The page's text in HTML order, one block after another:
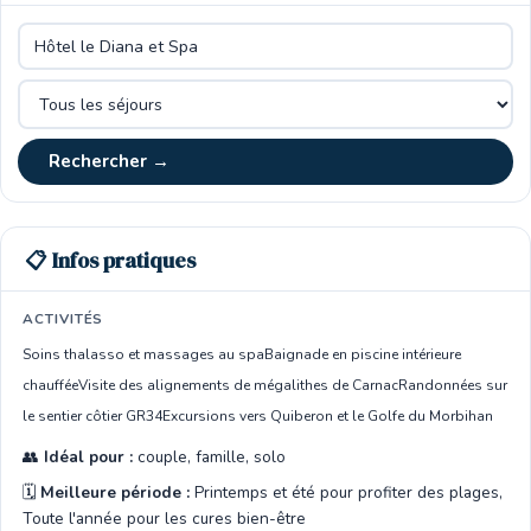
Rechercher →
📋 Infos pratiques
ACTIVITÉS
Soins thalasso et massages au spaBaignade en piscine intérieure
chaufféeVisite des alignements de mégalithes de CarnacRandonnées sur
le sentier côtier GR34Excursions vers Quiberon et le Golfe du Morbihan
👥 Idéal pour : couple, famille, solo
🗓️ Meilleure période : Printemps et été pour profiter des plages,
Toute l'année pour les cures bien-être